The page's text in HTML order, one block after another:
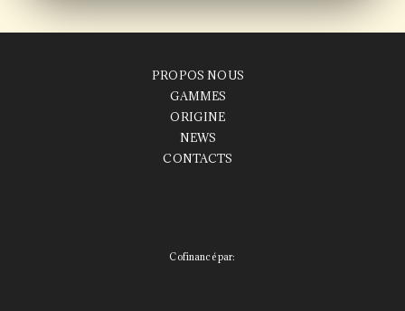
PROPOS NOUS
GAMMES
ORIGINE
NEWS
CONTACTS
Cofinancé par: